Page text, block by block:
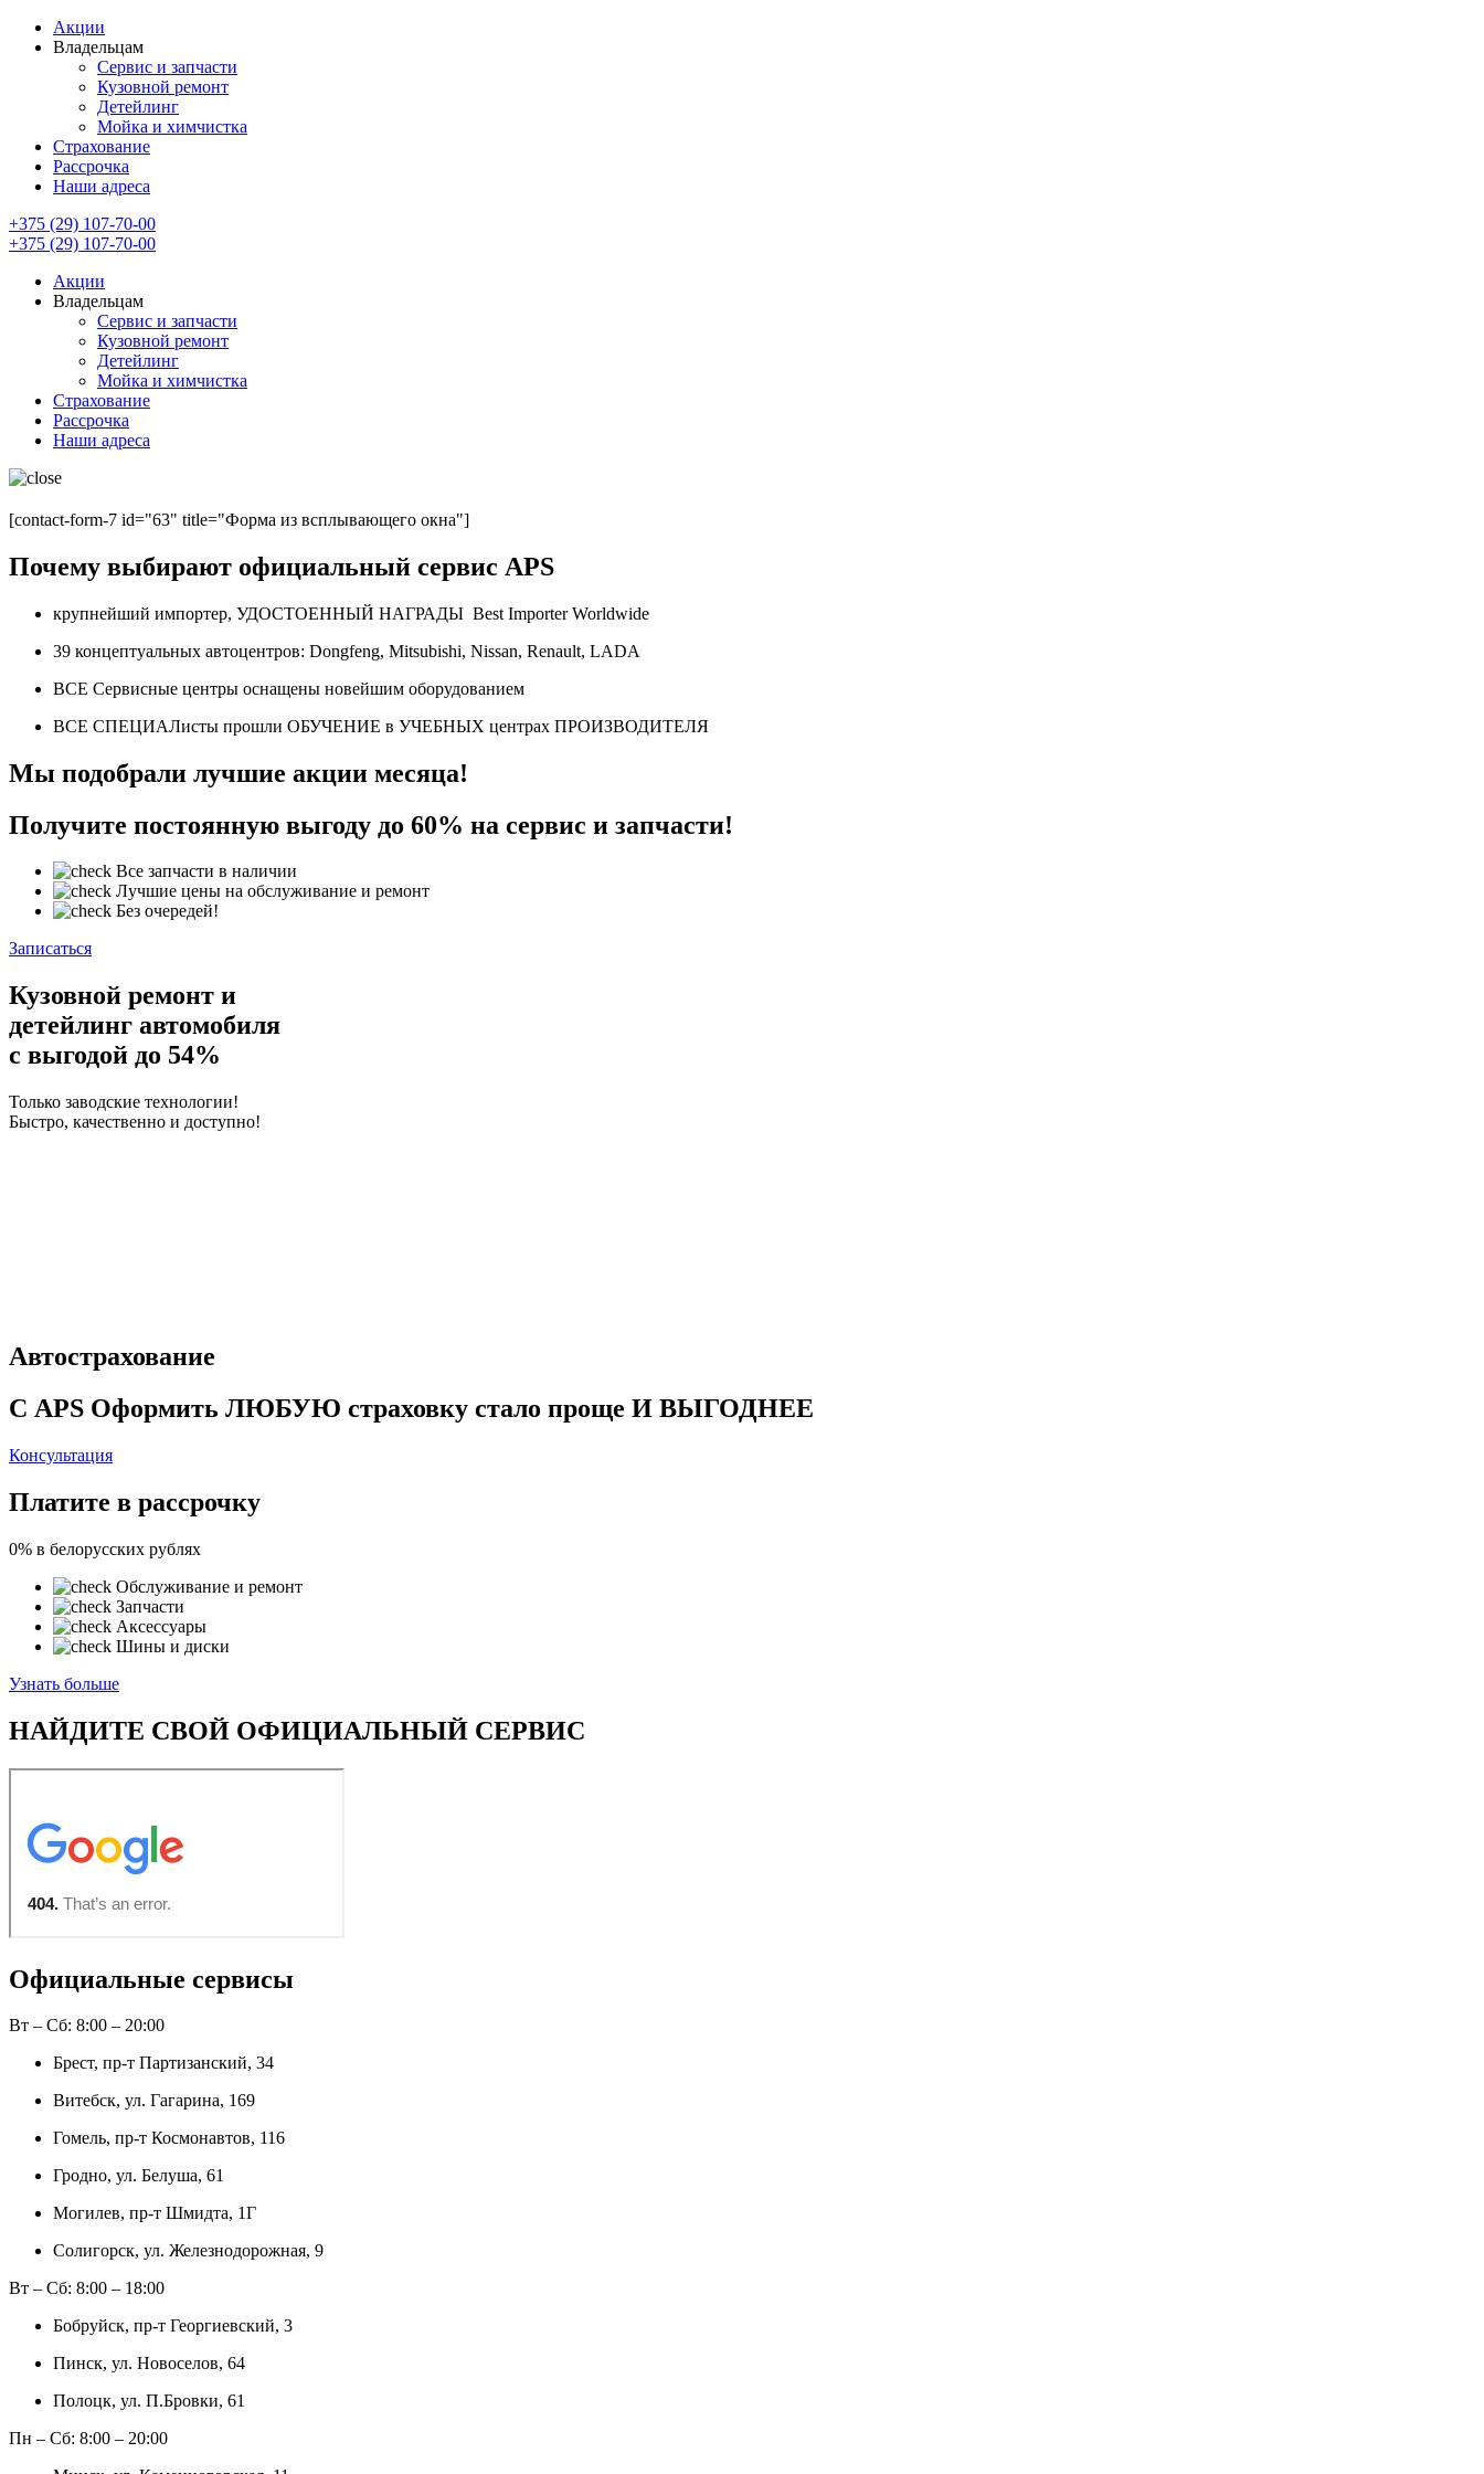
Акции
Владельцам
Сервис и запчасти
Кузовной ремонт
Детейлинг
Мойка и химчистка
Страхование
Рассрочка
Наши адреса
+375 (29) 107-70-00
+375 (29) 107-70-00
Акции
Владельцам
Сервис и запчасти
Кузовной ремонт
Детейлинг
Мойка и химчистка
Страхование
Рассрочка
Наши адреса
[contact-form-7 id="63" title="Форма из всплывающего окна"]
Почему выбирают официальный сервис APS
крупнейший импортер, УДОСТОЕННЫЙ НАГРАДЫ Best Importer Worldwide
39 концептуальных автоцентров: Dongfeng, Mitsubishi, Nissan, Renault, LADA
ВСЕ Сервисные центры оснащены новейшим оборудованием
ВСЕ СПЕЦИАЛисты прошли ОБУЧЕНИЕ в УЧЕБНЫХ центрах ПРОИЗВОДИТЕЛЯ
Мы подобрали лучшие акции месяца!
Получите постоянную выгоду до 60% на сервис и запчасти!
Все запчасти в наличии
Лучшие цены на обслуживание и ремонт
Без очередей!
Записаться
Кузовной ремонт и
детейлинг автомобиля
с выгодой до 54%
Только заводские технологии!
Быстро, качественно и доступно!
Автострахование
С APS Оформить ЛЮБУЮ страховку стало проще И ВЫГОДНЕЕ
Консультация
Платите в рассрочку
0% в белорусских рублях
Обслуживание и ремонт
Запчасти
Аксессуары
Шины и диски
Узнать больше
НАЙДИТЕ СВОЙ ОФИЦИАЛЬНЫЙ СЕРВИС
Официальные сервисы
Вт – Сб: 8:00 – 20:00
Брест, пр-т Партизанский, 34
Витебск, ул. Гагарина, 169
Гомель, пр-т Космонавтов, 116
Гродно, ул. Белуша, 61
Могилев, пр-т Шмидта, 1Г
Солигорск, ул. Железнодорожная, 9
Вт – Сб: 8:00 – 18:00
Бобруйск, пр-т Георгиевский, 3
Пинск, ул. Новоселов, 64
Полоцк, ул. П.Бровки, 61
Пн – Сб: 8:00 – 20:00